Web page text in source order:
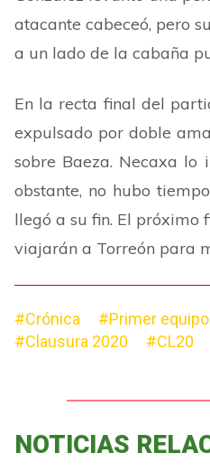
atacante cabeceó, pero
a un lado de la cabaña
En la recta final del
expulsado por doble
sobre Baeza. Necaxa lo
obstante, no hubo
llegó a su fin. El próximo
viajarán a Torreón para
#Crónica #Primer equipo
#Clausura 2020
#CL20
NOTICIAS